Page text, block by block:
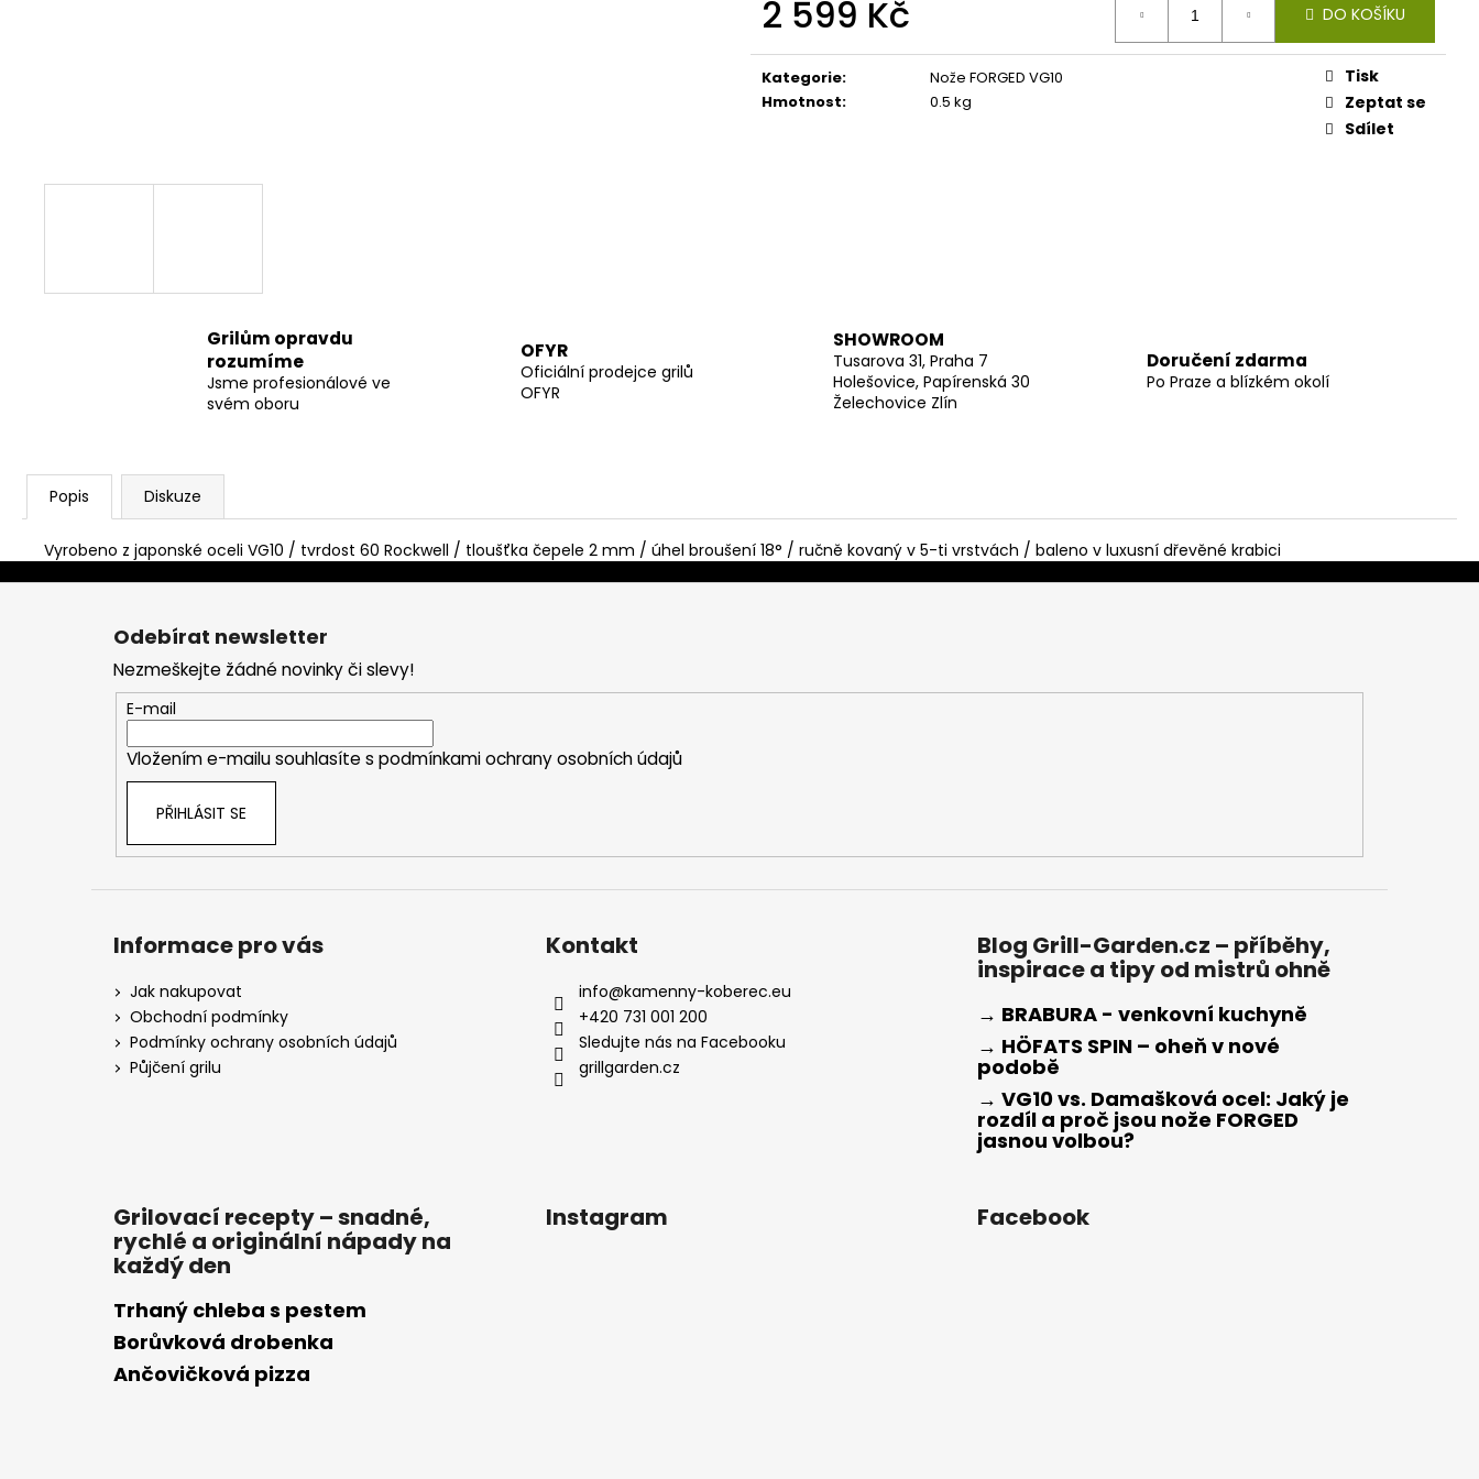
2 599 Kč
cena:
DO KOŠÍKU
Kategorie:
Nože FORGED VG10
Hmotnost: 0.5 kg
Tisk
Zeptat se
Sdílet
Grilům opravdu
rozumíme
Jsme profesionálové ve
svém oboru
OFYR
Oficiální prodejce grilů
OFYR
SHOWROOM
Tusarova 31, Praha 7
Holešovice, Papírenská 30
Želechovice Zlín
Doručení zdarma
Po Praze a blízkém okolí
Popis Diskuze
Vyrobeno z japonské oceli VG10 / tvrdost 60 Rockwell / tloušťka čepele 2 mm / úhel broušení 18° / ručně kovaný v 5-ti vrstvách / baleno v luxusní dřevěné krabici
Z
Odebírat newsletter
Nezmeškejte žádné novinky či slevy!
E-mail
Vložením e-mailu souhlasíte s podmínkami ochrany osobních údajů
PŘIHLÁSIT SE
Informace pro vás
Jak nakupovat
Obchodní podmínky
Podmínky ochrany osobních údajů
Půjčení grilu
Kontakt
info@kamenny-koberec.eu
+420 731 001 200
Sledujte nás na Facebooku
grillgarden.cz
Blog Grill-Garden.cz – příběhy,
inspirace a tipy od mistrů ohně
→ BRABURA - venkovní kuchyně
→ HÖFATS SPIN – oheň v nové
podobě
→ VG10 vs. Damašková ocel: Jaký je
rozdíl a proč jsou nože FORGED
jasnou volbou?
Grilovací recepty – snadné,
rychlé a originální nápady na
každý den
Trhaný chleba s pestem
Borůvková drobenka
Ančovičková pizza
Instagram Facebook